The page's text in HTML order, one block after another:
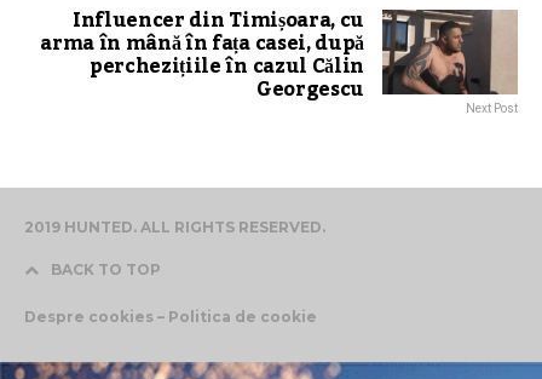
Influencer din Timișoara, cu
arma în mână în fața casei, după
perchezițiile în cazul Călin
Georgescu Next Post
2019 HUNTED. ALL RIGHTS RESERVED.
BACK TO TOP
Despre cookies – Politica de cookie